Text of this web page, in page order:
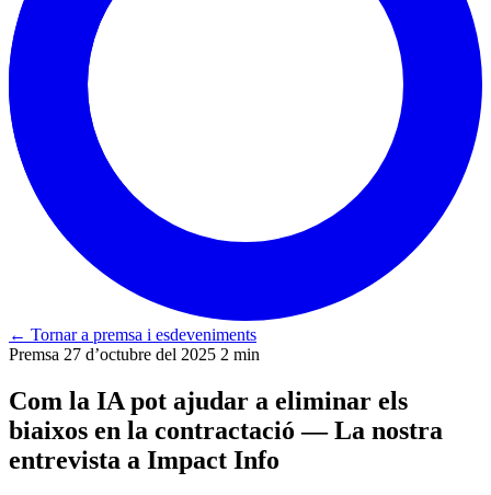
← Tornar a premsa i esdeveniments
Premsa 27 d’octubre del 2025 2 min
Com la IA pot ajudar a eliminar els
biaixos en la contractació — La nostra
entrevista a Impact Info